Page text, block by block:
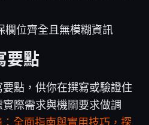
欄位齊全且無模糊資訊
要點
點，供你在撰寫或驗證住
際需求與機關要求做調